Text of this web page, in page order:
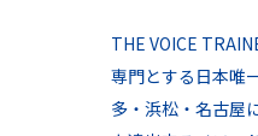
THE VOICE
専門とする日本唯
多・浜松・名古屋